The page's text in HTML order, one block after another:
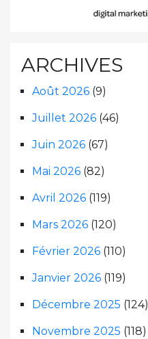
ARCHIVES
Août 2026 (9)
Juillet 2026 (46)
Juin 2026 (67)
Mai 2026 (82)
Avril 2026 (119)
Mars 2026 (120)
Février 2026 (110)
Janvier 2026 (119)
Décembre 2025 (124)
Novembre 2025 (118)